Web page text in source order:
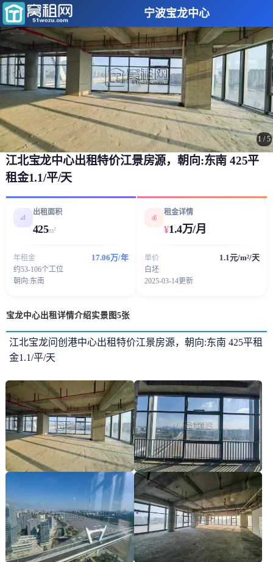
宁波宝龙中心
1 /5
江北宝龙中心出租特价江景房源，朝向:东南 425平
租金1.1/平/天
📐
出租面积
425m²
年租金 17.06万/年
约53-106个工位
朝向:东南
💰
租金详情
¥1.4万/月
单价 1.1元/m²/天
白坯
2025-03-14更新
宝龙中心出租详情介绍实景图5张
江北宝龙问创港中心出租特价江景房源，朝向:东南 425平租
金1.1/平/天